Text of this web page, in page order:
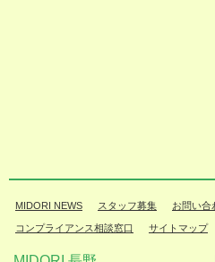
MIDORI NEWS スタッフ募集 お問い合
コンプライアンス相談窓口 サイトマップ